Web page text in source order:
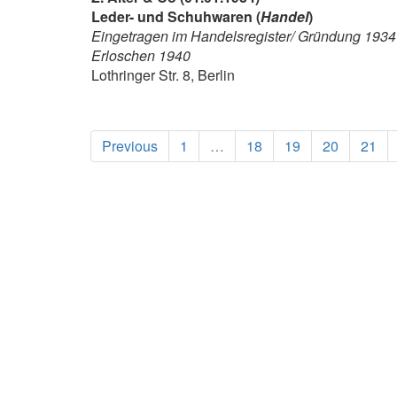
Leder- und Schuhwaren (Handel)
Eingetragen im Handelsregister/ Gründung 1934
Erloschen 1940
Lothringer Str. 8, Berlin
Previous 1 … 18 19 20 21